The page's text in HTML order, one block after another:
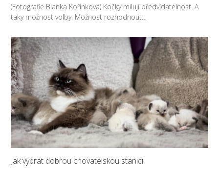
(Fotografie Blanka Kořínková) Kočky milují předvídatelnost. A
taky možnost volby. Možnost rozhodnout…
Jak vybrat dobrou chovatelskou stanici